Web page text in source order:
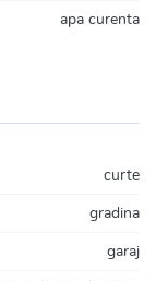
apa curenta
curte
gradina
garaj